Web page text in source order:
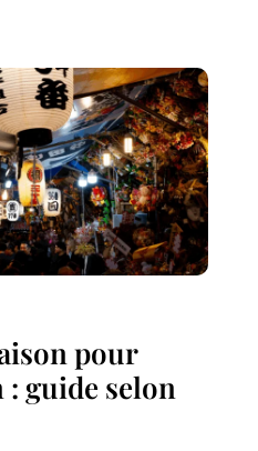
pour
: guide selon